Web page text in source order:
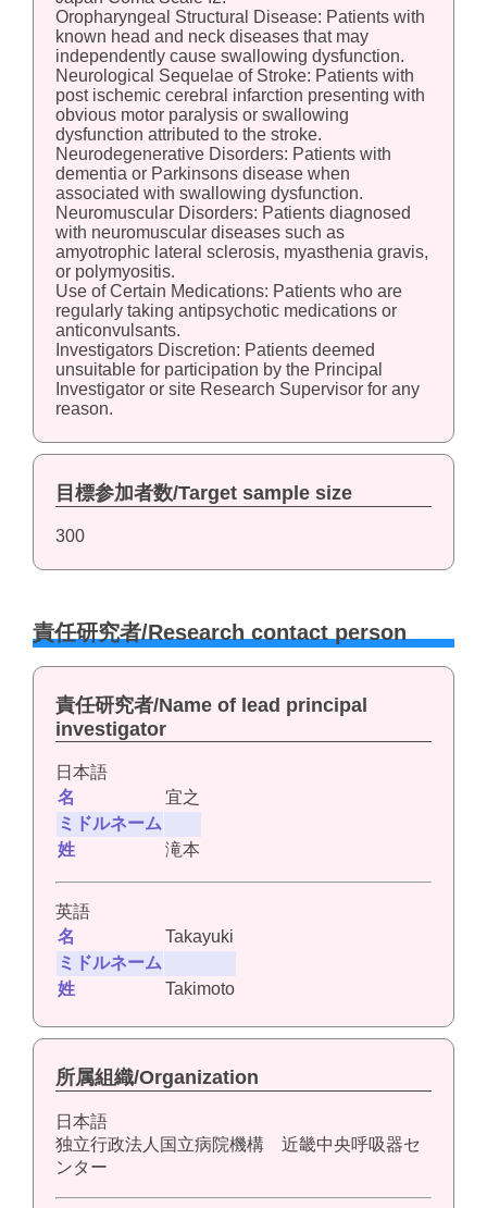
Oropharyngeal Structural Disease: Patients with
known head and neck diseases that may
independently cause swallowing dysfunction.
Neurological Sequelae of Stroke: Patients with
post ischemic cerebral infarction presenting with
obvious motor paralysis or swallowing
dysfunction attributed to the stroke.
Neurodegenerative Disorders: Patients with
dementia or Parkinsons disease when
associated with swallowing dysfunction.
Neuromuscular Disorders: Patients diagnosed
with neuromuscular diseases such as
amyotrophic lateral sclerosis, myasthenia gravis,
or polymyositis.
Use of Certain Medications: Patients who are
regularly taking antipsychotic medications or
anticonvulsants.
Investigators Discretion: Patients deemed
unsuitable for participation by the Principal
Investigator or site Research Supervisor for any
reason.
目標参加者数/Target sample size
300
責任研究者/Research contact person
責任研究者/Name of lead principal
investigator
日本語
名
宜之
ミドルネーム
姓
滝本
英語
名
Takayuki
ミドルネーム
姓
Takimoto
所属組織/Organization
日本語
独立行政法人国立病院機構 近畿中央呼吸器セ
ンター